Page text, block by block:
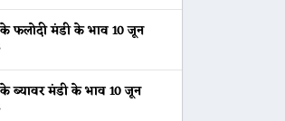
मंडी के भाव 10 जून
मंडी के भाव 10 जून